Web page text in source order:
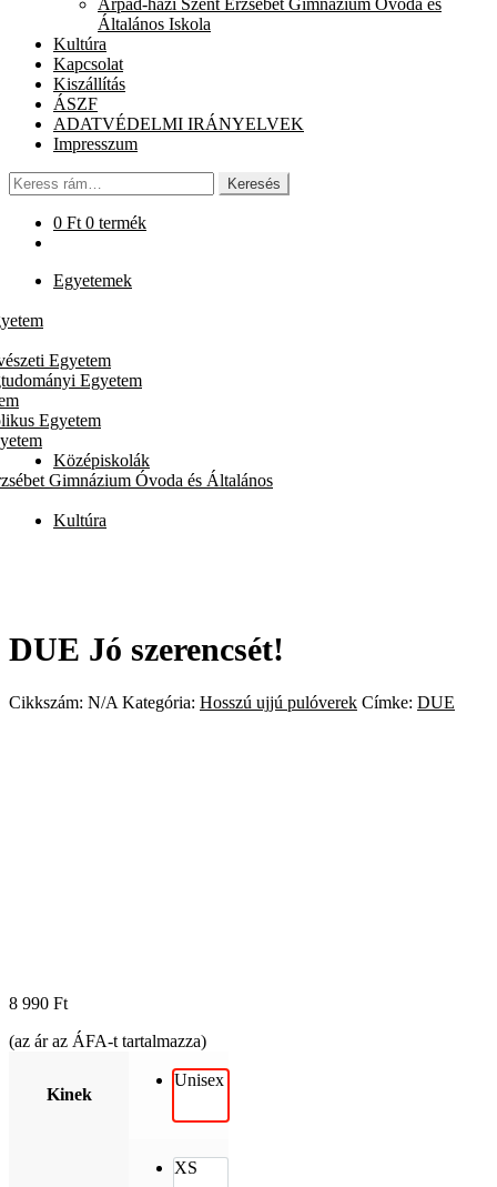
Árpád-házi Szent Erzsébet Gimnázium Óvoda és
Általános Iskola
Kultúra
Kapcsolat
Kiszállítás
ÁSZF
ADATVÉDELMI IRÁNYELVEK
Impresszum
Keresés
a
következőre:
Keresés
0 Ft 0 termék
Egyetemek
Egyetem
Egyetem
Egyetem
Középiskolák
Gimnázium Óvoda és Általános
Kultúra
DUE Jó szerencsét!
Cikkszám: N/A Kategória: Hosszú ujjú pulóverek Címke: DUE
8 990 Ft
(az ár az ÁFA-t tartalmazza)
Kinek
Unisex
XS